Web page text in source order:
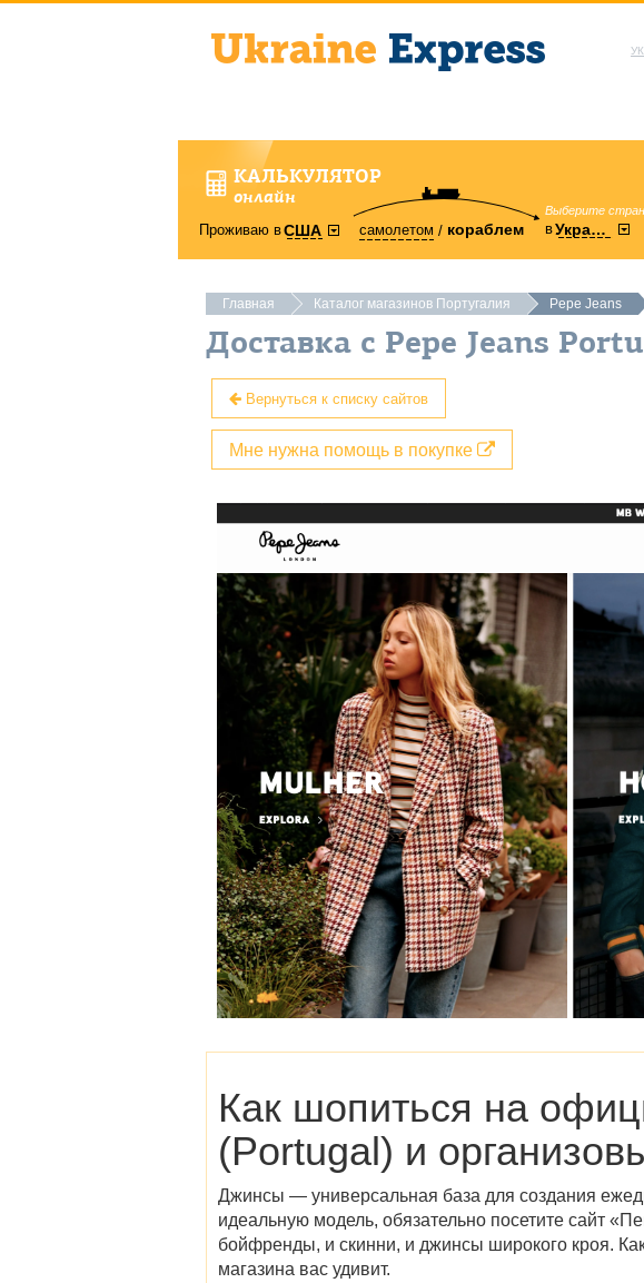
КАЛЬКУЛЯТОР
онлайн
Проживаю вСША самолетом кораблем
Выберите
вУкраину
Главная Каталог магазинов Португалия Pepe Jeans
Доставка с Pepe Jeans
Вернуться к списку сайтов
Мне нужна помощь в покупке
Как шопиться на
(Portugal) и
Джинсы — универсальная база для создания
идеальную модель, обязательно посетите сайт «
бойфренды, и скинни, и джинсы широкого кроя.
магазина вас удивит.